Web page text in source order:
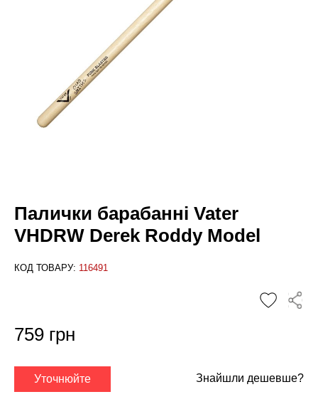
Палички барабанні Vater
VHDRW Derek Roddy Model
КОД ТОВАРУ: 116491
759 грн
Уточнюйте Знайшли дешевше?